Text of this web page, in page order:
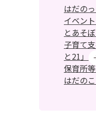
はだの
イベン
とあそぼ
子育て
と21」
保育所
はだの